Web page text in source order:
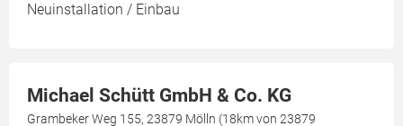
Neuinstallation / Einbau
Michael Schütt GmbH & Co. KG
Grambeker Weg 155, 23879 Mölln (18km von 23879